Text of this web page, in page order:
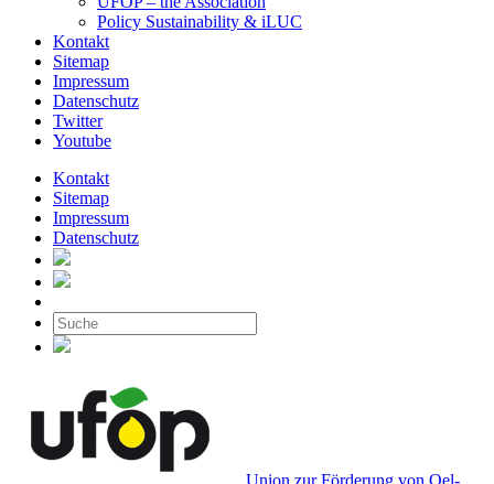
Policy Sustainability & iLUC
Kontakt
Sitemap
Impressum
Datenschutz
Twitter
Youtube
Kontakt
Sitemap
Impressum
Datenschutz
Union zur Förderung von Oel-